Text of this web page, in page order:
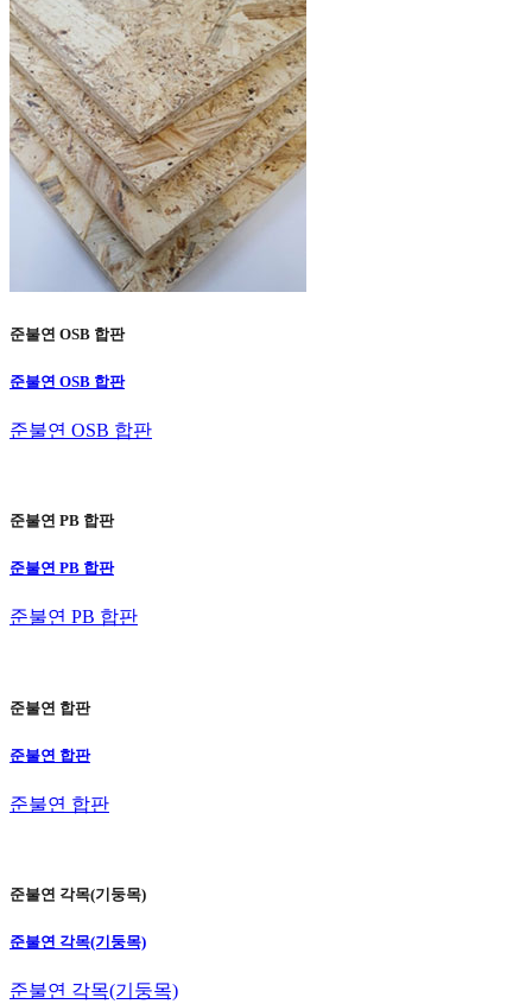
준불연 OSB 합판
준불연 OSB 합판
준불연 OSB 합판
준불연 PB 합판
준불연 PB 합판
준불연 PB 합판
준불연 합판
준불연 합판
준불연 합판
준불연 각목(기둥목)
준불연 각목(기둥목)
준불연 각목(기둥목)